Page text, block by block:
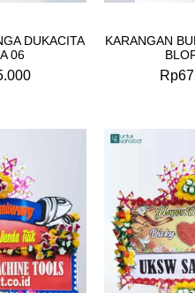
DUKACITA
06
KARANGAN
Rp